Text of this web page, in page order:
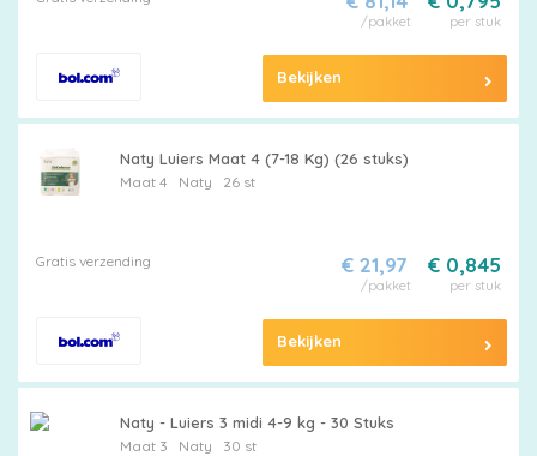
per stuk
/pakket
Bekijken
Naty Luiers Maat 4 (7-18 Kg) (26 stuks)
Maat 4 Naty 26 st
Gratis verzending € 0,845
per stuk
€ 21,97
/pakket
Bekijken
Naty - Luiers 3 midi 4-9 kg - 30 Stuks
Maat 3 Naty 30 st